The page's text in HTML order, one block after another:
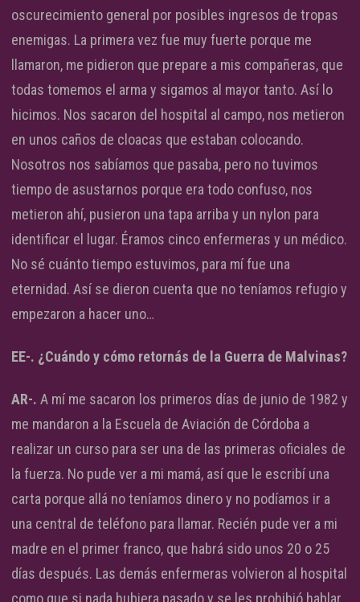
oscurecimiento general por posibles ingresos de tropas
enemigas. La primera vez fue muy fuerte porque me
llamaron, me pidieron que prepare a mis compañeras, que
todas tomemos el arma y sigamos al mayor tanto. Así lo
hicimos. Nos sacaron del hospital al campo, nos metieron
en unos caños de cloacas que estaban colocando.
Nosotros nos sabíamos que pasaba, pero no tuvimos
tiempo de asustarnos porque era todo confuso, nos
metieron ahí, pusieron una tapa arriba y un nylon para
identificar el lugar. Éramos cinco enfermeras y un médico.
No sé cuánto tiempo estuvimos, para mí fue una
eternidad. Así se dieron cuenta que no teníamos refugio y
empezaron a hacer uno…
EE-. ¿Cuándo y cómo retornás de la Guerra de Malvinas?
AR-. A mí me sacaron los primeros días de junio de 1982 y
me mandaron a la Escuela de Aviación de Córdoba a
realizar un curso para ser una de las primeras oficiales de
la fuerza. No pude ver a mi mamá, así que le escribí una
carta porque allá no teníamos dinero y no podíamos ir a
una central de teléfono para llamar. Recién pude ver a mi
madre en el primer franco, que habrá sido unos 20 o 25
días después. Las demás enfermeras volvieron al hospital